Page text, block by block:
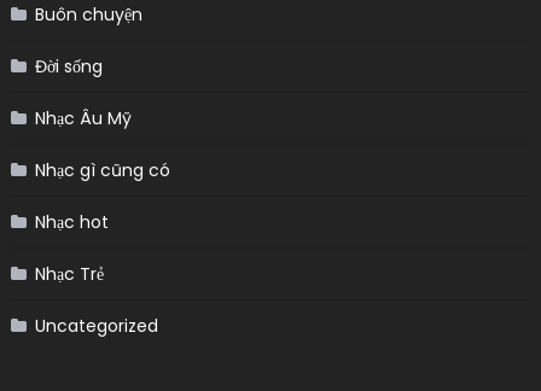
Buôn chuyện
Đời sống
Nhạc Âu Mỹ
Nhạc gì cũng có
Nhạc hot
Nhạc Trẻ
Uncategorized